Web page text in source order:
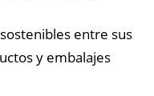
entre sus
y embalajes